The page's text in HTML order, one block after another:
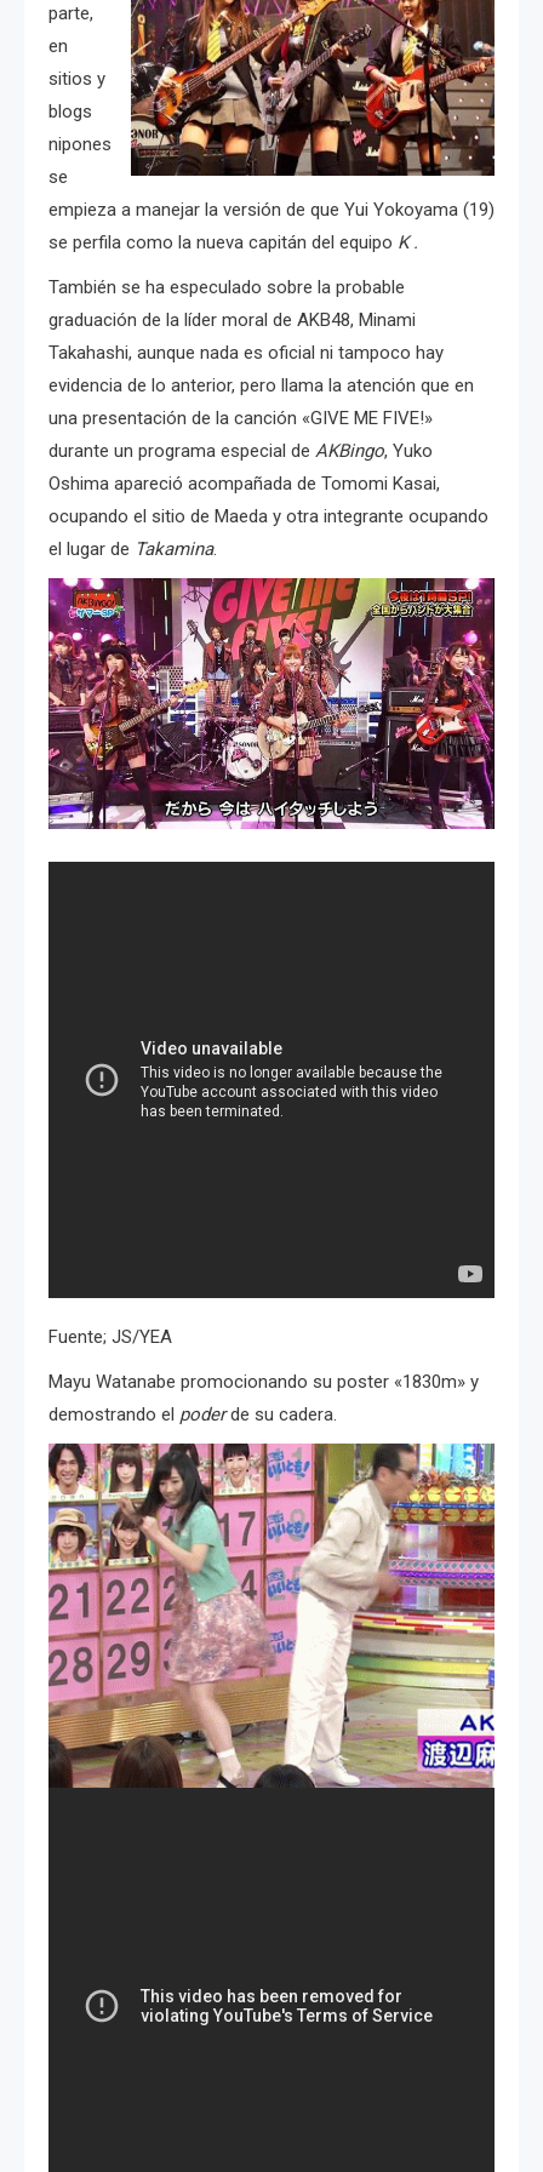
parte,
en
sitios y
blogs
nipones
se
empieza a manejar la versión de que Yui Yokoyama (19)
se perfila como la nueva capitán del equipo K .
También se ha especulado sobre la probable
graduación de la líder moral de AKB48, Minami
Takahashi, aunque nada es oficial ni tampoco hay
evidencia de lo anterior, pero llama la atención que en
una presentación de la canción «GIVE ME FIVE!»
durante un programa especial de AKBingo, Yuko
Oshima apareció acompañada de Tomomi Kasai,
ocupando el sitio de Maeda y otra integrante ocupando
el lugar de Takamina.
Fuente; JS/YEA
Mayu Watanabe promocionando su poster «1830m» y
demostrando el poderde su cadera.